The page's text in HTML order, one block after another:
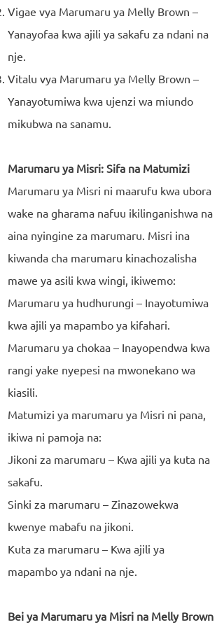
Vigae vya Marumaru ya Melly Brown –
Yanayofaa kwa ajili ya sakafu za ndani na
nje.
Vitalu vya Marumaru ya Melly Brown –
Yanayotumiwa kwa ujenzi wa miundo
mikubwa na sanamu.
Marumaru ya Misri: Sifa na Matumizi
Marumaru ya Misri ni maarufu kwa ubora
wake na gharama nafuu ikilinganishwa na
aina nyingine za marumaru. Misri ina
kiwanda cha marumaru kinachozalisha
mawe ya asili kwa wingi, ikiwemo:
Marumaru ya hudhurungi – Inayotumiwa
kwa ajili ya mapambo ya kifahari.
Marumaru ya chokaa – Inayopendwa kwa
rangi yake nyepesi na mwonekano wa
kiasili.
Matumizi ya marumaru ya Misri ni pana,
ikiwa ni pamoja na:
Jikoni za marumaru – Kwa ajili ya kuta na
sakafu.
Sinki za marumaru – Zinazowekwa
kwenye mabafu na jikoni.
Kuta za marumaru – Kwa ajili ya
mapambo ya ndani na nje.
Bei ya Marumaru ya Misri na Melly Brown